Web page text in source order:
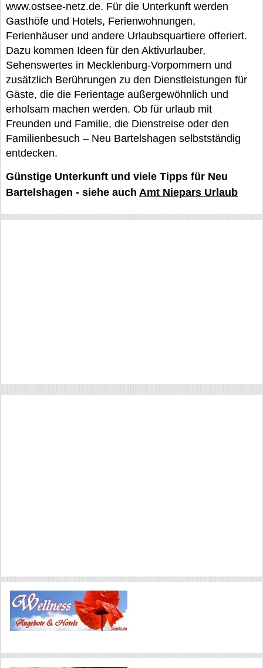
www.ostsee-netz.de. Für die Unterkunft werden
Gasthöfe und Hotels, Ferienwohnungen,
Ferienhäuser und andere Urlaubsquartiere offeriert.
Dazu kommen Ideen für den Aktivurlauber,
Sehenswertes in Mecklenburg-Vorpommern und
zusätzlich Berührungen zu den Dienstleistungen für
Gäste, die die Ferientage außergewöhnlich und
erholsam machen werden. Ob für urlaub mit
Freunden und Familie, die Dienstreise oder den
Familienbesuch – Neu Bartelshagen selbstständig
entdecken.
Günstige Unterkunft und viele Tipps für Neu
Bartelshagen - siehe auch Amt Niepars Urlaub